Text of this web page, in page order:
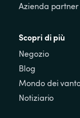
Azienda partner
Scopri di più
Negozio
Blog
Mondo dei
Notiziario